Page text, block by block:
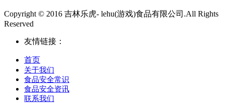
Copyright © 2016 吉林乐虎- lehu(游戏)食品有限公司.All Rights
Reserved
友情链接：
首页
关于我们
食品安全常识
食品安全资讯
联系我们